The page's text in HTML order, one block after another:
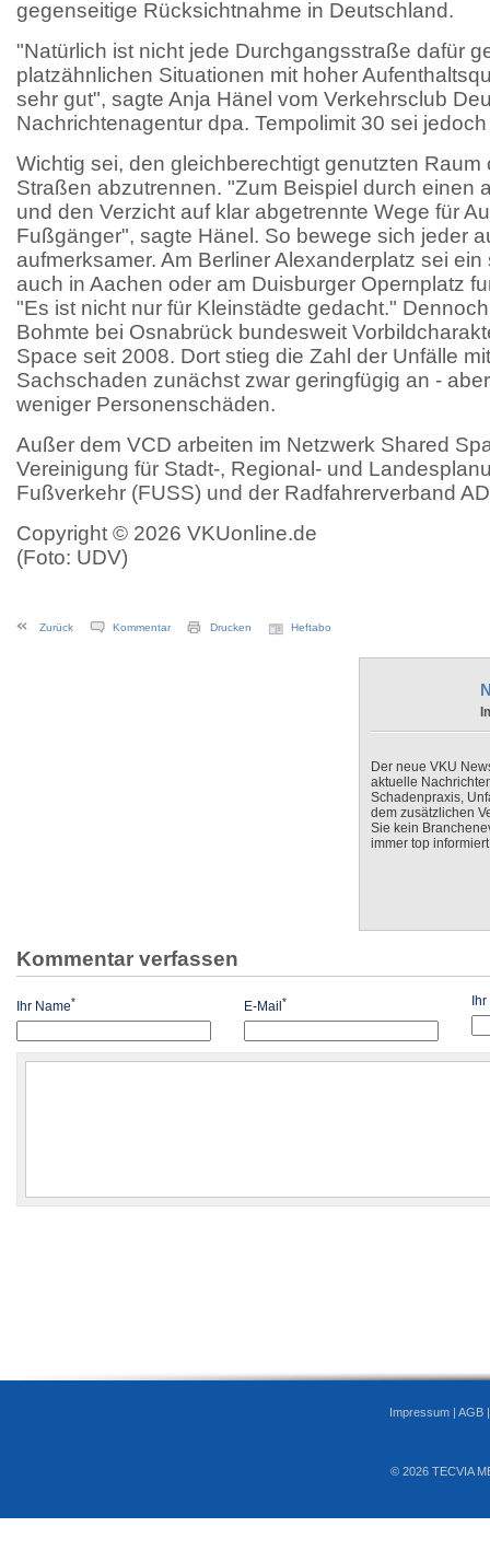
gegenseitige Rücksichtnahme in Deutschland.
"Natürlich ist nicht jede Durchgangsstraße dafür
platzähnlichen Situationen mit hoher
sehr gut", sagte Anja Hänel vom Verkehrsclub
Nachrichtenagentur dpa. Tempolimit 30 sei
Wichtig sei, den gleichberechtigt genutzten
Straßen abzutrennen. "Zum Beispiel durch einen
und den Verzicht auf klar abgetrennte Wege für
Fußgänger", sagte Hänel. So bewege sich jeder
aufmerksamer. Am Berliner Alexanderplatz sei
auch in Aachen oder am Duisburger Opernplatz
"Es ist nicht nur für Kleinstädte gedacht."
Bohmte bei Osnabrück bundesweit
Space seit 2008. Dort stieg die Zahl der Unfälle
Sachschaden zunächst zwar geringfügig an -
weniger Personenschäden.
Außer dem VCD arbeiten im Netzwerk Shared
Vereinigung für Stadt-, Regional- und
Fußverkehr (FUSS) und der Radfahrerverband
Copyright © 2026 VKUonline.de
(Foto: UDV)
Zurück Kommentar Drucken Heftabo
Der neue VKU
aktuelle
Schadenpraxis,
dem zusätzlichen
Sie kein
immer top
Kommentar verfassen
Ihr Name* E-Mail *
Impressum | AGB
© 2026 TECVIA